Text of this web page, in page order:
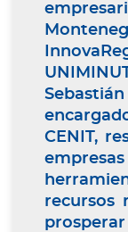
CENIT,
recursos